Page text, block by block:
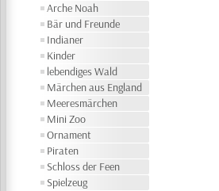
Arche Noah
Bär und Freunde
Indianer
Kinder
lebendiges Wald
Märchen aus England
Meeresmärchen
Mini Zoo
Ornament
Piraten
Schloss der Feen
Spielzeug